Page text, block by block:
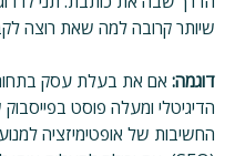
שיותר קרובה למה שאת רוצה
דוגמה: אם את בעלת עסק
הדיגיטלי ומעלה פוסט
החשיבות של אופטימיזציה